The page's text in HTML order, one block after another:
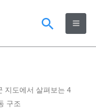
검
색
지도에서 살펴보는 4
구조